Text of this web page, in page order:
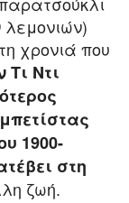
λεμονιών)
χρονιά που
Ντι
1900-
στη
ζωή.